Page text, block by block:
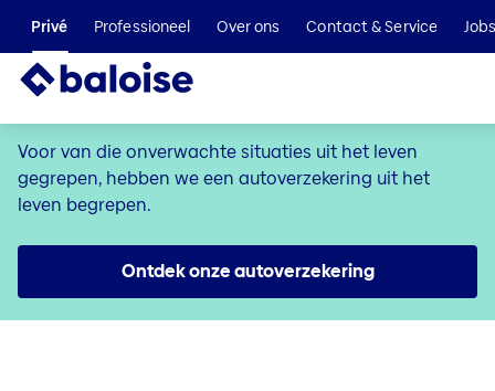
Wij maken deel uit van de Helvetia Baloise Group
Privé Professioneel Over ons Contact & Service
Verzeker je auto bij Baloise
Voor van die onverwachte situaties uit het leven
gegrepen, hebben we een autoverzekering uit het
leven begrepen.
Ontdek onze autoverzekering